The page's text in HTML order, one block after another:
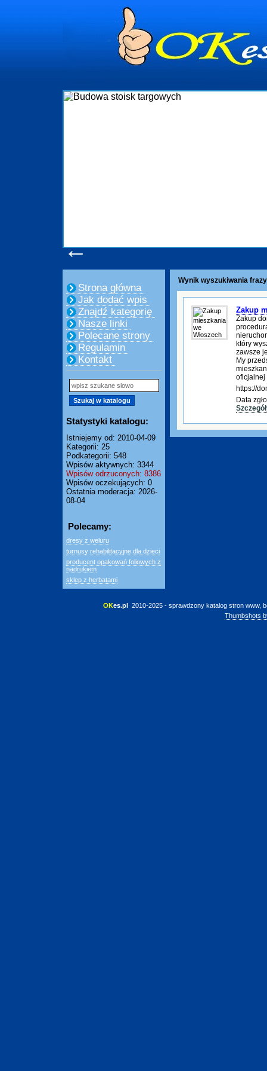
←
Strona główna
Jak dodać wpis
Znajdź kategorię
Nasze linki
Polecane strony
Regulamin
Kontakt
Statystyki katalogu:
Istniejemy od: 2010-04-09
Kategorii: 25
Podkategorii: 548
Wpisów aktywnych: 3344
Wpisów odrzuconych: 8386
Wpisów oczekujących: 0
Ostatnia moderacja: 2026-
08-04
Polecamy:
dresy z weluru
turnusy rehabilitacyjne dla dzieci
producent opakowań foliowych z
nadrukiem
sklep z herbatami
Wynik wyszukiwania
Zakup
Zakup
który
zawsze
My
oficjalnej
https://
Data
OKes.pl 2010-2025 - sprawdzony katalog stron www,
Thumbshots